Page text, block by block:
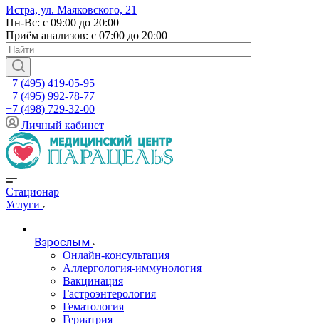
Истра, ул. Маяковского, 21
Пн-Вс: с 09:00 до 20:00
Приём анализов: с 07:00 до 20:00
+7 (495) 419-05-95
+7 (495) 992-78-77
+7 (498) 729-32-00
Личный кабинет
Стационар
Услуги
Взрослым
Онлайн-консультация
Аллергология-иммунология
Вакцинация
Гастроэнтерология
Гематология
Гериатрия